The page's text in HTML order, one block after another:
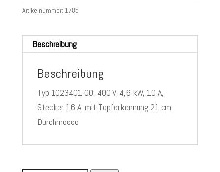
Artikelnummer: 1785
Beschreibung
Beschreibung
Typ 1023401-00, 400 V, 4,6 kW, 10 A,
Stecker 16 A, mit Topferkennung 21 cm
Durchmesse